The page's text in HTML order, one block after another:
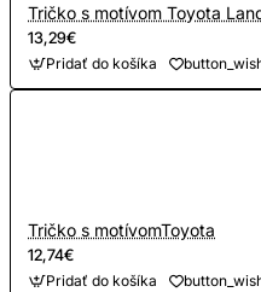
Tričko s motívom Toyota
13,29€
Pridať do košíka
Tričko s motívomToyota
12,74€
Pridať do košíka